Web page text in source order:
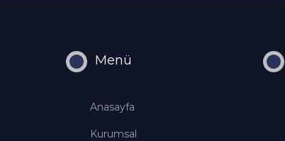
Menü
Anasayfa
Kurumsal